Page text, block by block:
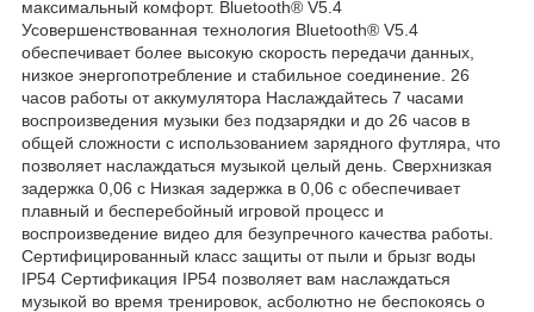
максимальный комфорт. Bluetooth® V5.4
Усовершенствованная технология Bluetooth® V5.4
обеспечивает более высокую скорость передачи данных,
низкое энергопотребление и стабильное соединение. 26
часов работы от аккумулятора Наслаждайтесь 7 часами
воспроизведения музыки без подзарядки и до 26 часов в
общей сложности с использованием зарядного футляра, что
позволяет наслаждаться музыкой целый день. Сверхнизкая
задержка 0,06 с Низкая задержка в 0,06 с обеспечивает
плавный и бесперебойный игровой процесс и
воспроизведение видео для безупречного качества работы.
Сертифицированный класс защиты от пыли и брызг воды
IP54 Сертификация IP54 позволяет вам наслаждаться
музыкой во время тренировок, асболютно не беспокоясь о